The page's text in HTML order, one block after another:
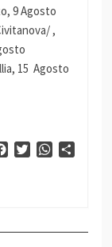
9 Agosto
,
15 Agosto
FacebookTwitterWhatsApp